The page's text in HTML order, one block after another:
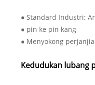
● Standard Industri:
● pin ke pin kang
● Menyokong
Kedudukan lubang